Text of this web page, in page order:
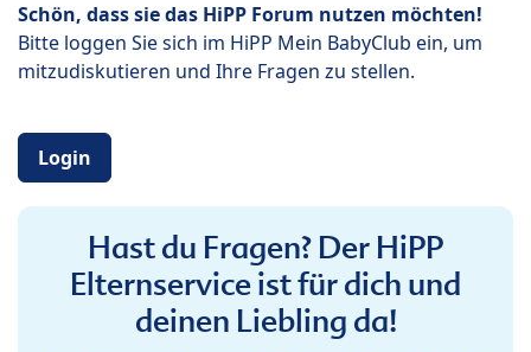
Schön, dass sie das HiPP Forum nutzen möchten!
Bitte loggen Sie sich im HiPP Mein BabyClub ein, um
mitzudiskutieren und Ihre Fragen zu stellen.
Login
Hast du Fragen? Der HiPP
Elternservice ist für dich und
deinen Liebling da!